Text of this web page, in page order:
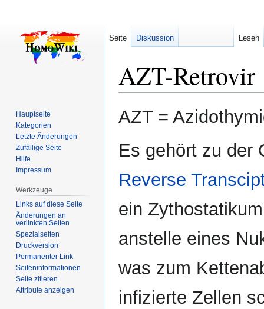
AZT-Retrovir
Zur
Navigation
Zur
Suche
AZT =
Es gehört zu der
Reverse
ein
anstelle eines
was zum
infizierte Zellen
Seite Diskussion Lesen
Hauptseite
Kategorien
Letzte Änderungen
Zufällige Seite
Hilfe
Impressum
Werkzeuge
Links auf diese Seite
Änderungen an
verlinkten Seiten
Spezialseiten
Druckversion
Permanenter Link
Seiten­­informationen
Seite zitieren
Attribute anzeigen